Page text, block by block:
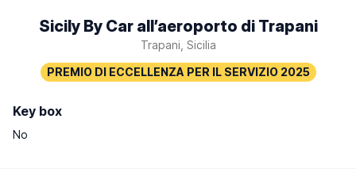
Sicily By Car all’aeroporto di Trapani
Trapani, Sicilia
Key box
No